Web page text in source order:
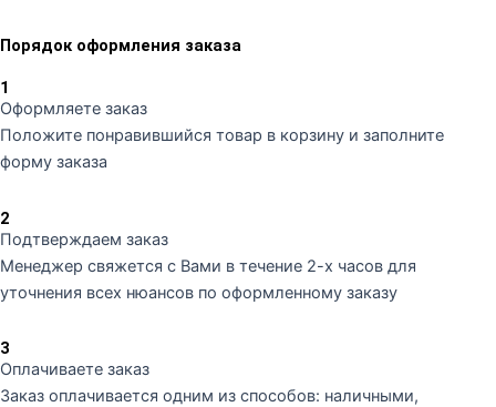
Порядок оформления заказа
1
Оформляете заказ
Положите понравившийся товар в корзину и заполните
форму заказа
2
Подтверждаем заказ
Менеджер свяжется с Вами в течение 2-х часов для
уточнения всех нюансов по оформленному заказу
3
Оплачиваете заказ
Заказ оплачивается одним из способов: наличными,